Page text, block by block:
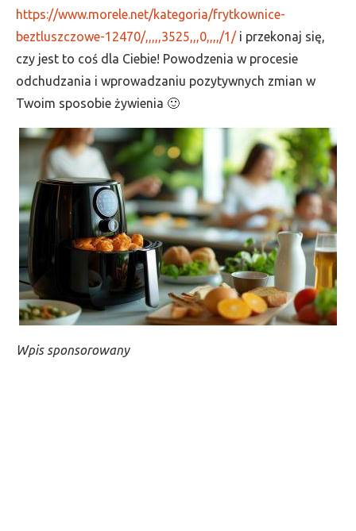
https://www.morele.net/kategoria/frytkownice-
beztluszczowe-12470/,,,,,3525,,,0,,,,/1/i przekonaj się,
czy jest to coś dla Ciebie! Powodzenia w procesie
odchudzania i wprowadzaniu pozytywnych zmian w
Twoim sposobie żywienia 🙂
Wpis sponsorowany